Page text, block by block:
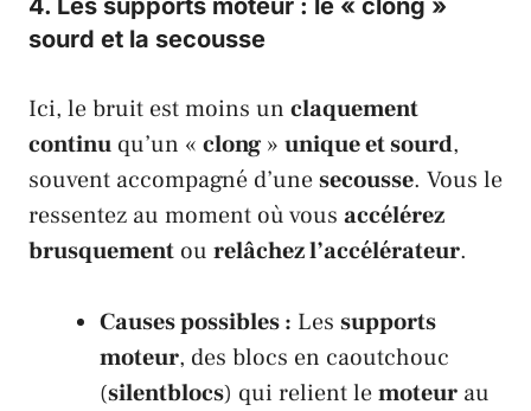
sourd et la secousse
Ici, le bruit est moins un claquement
continu qu’un « clong » unique et sourd,
souvent accompagné d’unesecousse. Vous le
ressentez au moment où vous accélérez
brusquement ou relâchez l’accélérateur.
Causes possibles : Les supports
moteur, des blocs en caoutchouc
(silentblocs) qui relient lemoteur au